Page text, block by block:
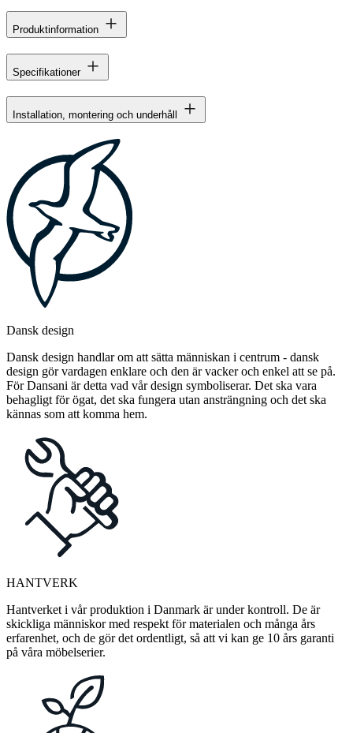
Produktinformation
Specifikationer
Installation, montering och underhåll
Dansk design
Dansk design handlar om att sätta människan i centrum - dansk
design gör vardagen enklare och den är vacker och enkel att se på.
För Dansani är detta vad vår design symboliserar. Det ska vara
behagligt för ögat, det ska fungera utan ansträngning och det ska
kännas som att komma hem.
HANTVERK
Hantverket i vår produktion i Danmark är under kontroll. De är
skickliga människor med respekt för materialen och många års
erfarenhet, och de gör det ordentligt, så att vi kan ge 10 års garanti
på våra möbelserier.